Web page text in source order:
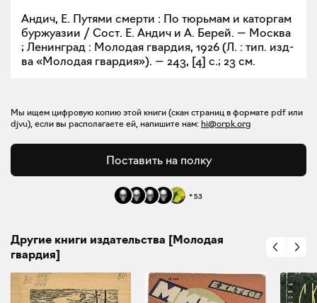
Андич, Е. Путями смерти : По тюрьмам и каторгам
буржуазии / Сост. Е. Андич и А. Берей. — Москва
; Ленинград : Молодая гвардия, 1926 (Л. : тип. изд-
ва «Молодая гвардия»). — 243, [4] с.; 23 см.
Мы ищем цифровую копию этой книги (скан страниц в формате pdf или
djvu), если вы располагаете ей, напишите нам: hi@orpk.org
Поставить на полку
+53
Другие книги издательства [Молодая
гвардия]